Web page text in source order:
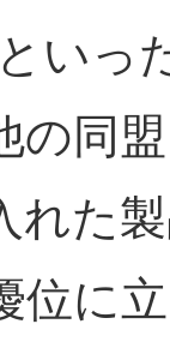
いっ
の同
れた
位に